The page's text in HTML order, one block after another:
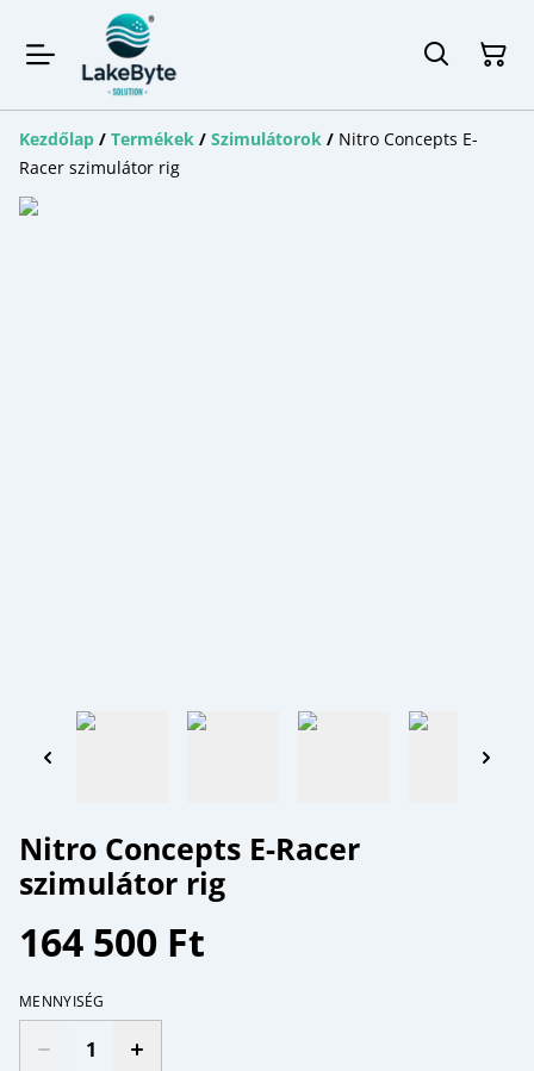
Kezdőlap / Termékek / Szimulátorok / Nitro Concepts E-
Racer szimulátor rig
Nitro Concepts E-Racer
szimulátor rig
164 500 Ft
MENNYISÉG